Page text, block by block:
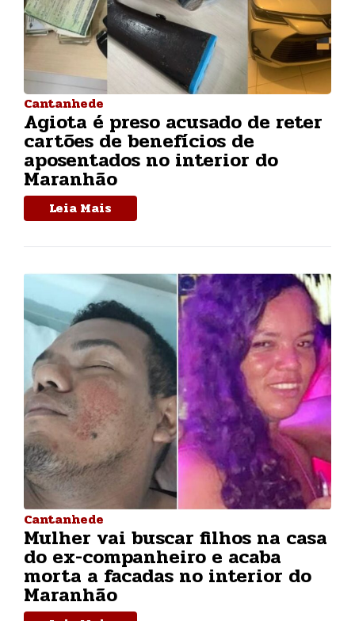
Cantanhede
Agiota é preso acusado de reter
cartões de benefícios de
aposentados no interior do
Maranhão
Leia Mais
Cantanhede
Mulher vai buscar filhos na casa
do ex-companheiro e acaba
morta a facadas no interior do
Maranhão